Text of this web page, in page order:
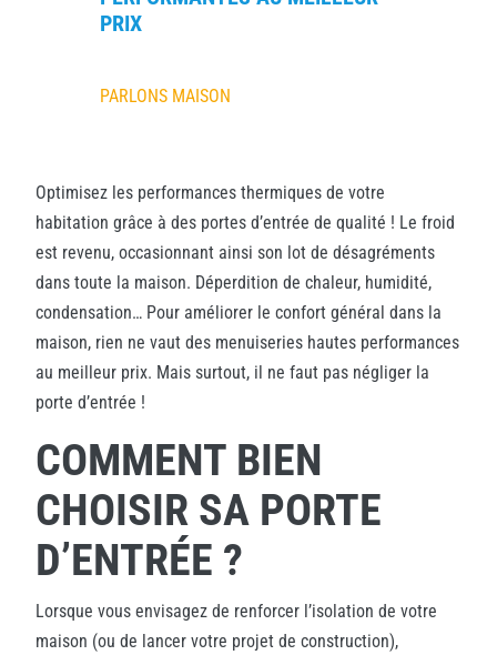
PRIX
PARLONS MAISON
Optimisez les performances thermiques de votre
habitation grâce à des portes d’entrée de qualité ! Le froid
est revenu, occasionnant ainsi son lot de désagréments
dans toute la maison. Déperdition de chaleur, humidité,
condensation… Pour améliorer le confort général dans la
maison, rien ne vaut des menuiseries hautes performances
au meilleur prix. Mais surtout, il ne faut pas négliger la
porte d’entrée !
COMMENT BIEN
CHOISIR SA PORTE
D’ENTRÉE ?
Lorsque vous envisagez de renforcer l’isolation de votre
maison (ou de lancer votre projet de construction),